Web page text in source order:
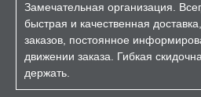
Замечательная организация.
быстрая и качественная
заказов, постоянное
движении заказа. Гибкая
держать.